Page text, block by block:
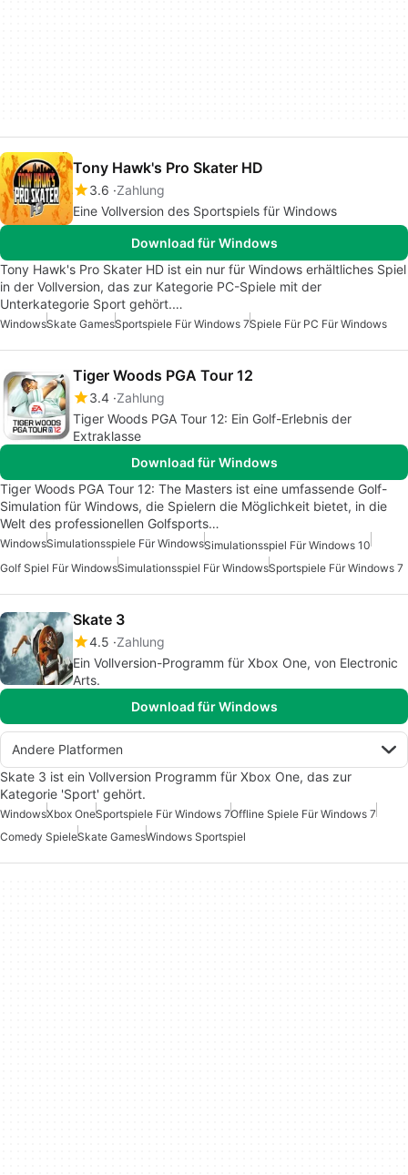
Tony Hawk's Pro Skater HD
3.6 Zahlung
Eine Vollversion des Sportspiels für Windows
Download für Windows
Tony Hawk's Pro Skater HD ist ein nur für Windows erhältliches Spiel
in der Vollversion, das zur Kategorie PC-Spiele mit der
Unterkategorie Sport gehört.…
WindowsSkate GamesSportspiele Für Windows 7Spiele Für PC Für Windows
Tiger Woods PGA Tour 12
3.4 Zahlung
Tiger Woods PGA Tour 12: Ein Golf-Erlebnis der
Extraklasse
Download für Windows
Tiger Woods PGA Tour 12: The Masters ist eine umfassende Golf-
Simulation für Windows, die Spielern die Möglichkeit bietet, in die
Welt des professionellen Golfsports…
WindowsSimulationsspiele Für WindowsSimulationsspiel Für Windows 10
Golf Spiel Für WindowsSimulationsspiel Für WindowsSportspiele Für Windows 7
Skate 3
4.5 Zahlung
Ein Vollversion-Programm für Xbox One, von Electronic
Arts.
Download für Windows
Andere Platformen
Skate 3 ist ein Vollversion Programm für Xbox One, das zur
Kategorie 'Sport' gehört.
WindowsXbox OneSportspiele Für Windows 7Offline Spiele Für Windows 7
Comedy SpieleSkate GamesWindows Sportspiel